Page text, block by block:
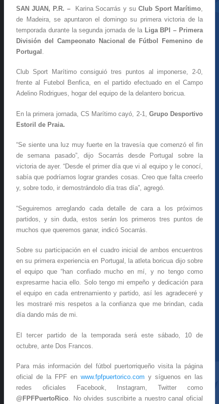
SAN JUAN, P.R. – Karina Socarrás y suClub Sport Marítimo
de Madeira, se apuntaron el domingo su primera victoria de la
temporada durante la segunda jornada de la Liga BPI – Primera
División del Campeonato Nacional de Fútbol Femenino de
Portugal
Club Sport Marítimo consiguió tres puntos al imponerse, 2-0,
frente al Futebol Benfica, en el partido efectuado en el Campo
Adelino Rodrigues, hogar del equipo de la delantero boricua.
En la primera jornada, CS Marítimo cayó, 2-1, Grupo Desportivo
Estoril de Praia.
“Se siente una luz muy fuerte en la travesía que comenzó el fin
de semana pasado”, dijo Socarrás desde Portugal sobre la
victoria de ayer. “Desde el primer día que vi al equipo y le conocí,
sabía que podríamos lograr grandes cosas. Creo que falta creerlo
y, sobre todo, ir demostrándolo día tras día”, agregó.
“Seguiremos arreglando cada detalle de cara a los próximos
partidos, y sin duda, estos serán los primeros tres puntos de
muchos que queremos ganar, indicó Socarrás.
Sobre su participación en el cuadro inicial de ambos encuentros
en su primera experiencia en Portugal, la atleta boricua dijo sobre
el equipo que “han confiado mucho en mí, y no tengo como
expresarme hacia ello. Solo tengo mi empeño y dedicación para
el equipo en cada entrenamiento y partido, así les agradeceré y
les mostraré mis respetos a la confianza que me brindan, cada
día dando más de mi.
El tercer partido de la temporada será este sábado, 10 de
octubre, ante Dos Francos.
Para más información del fútbol puertorriqueño visita la página
oficial de la FPF en www.fpfpuertorico.com y síguenos en las
redes oficiales Facebook, Instagram, Twitter como
@FPFPuertoRico. No olvides suscribirte a nuestro canal oficial